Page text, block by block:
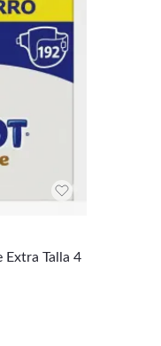
Extra Talla 4